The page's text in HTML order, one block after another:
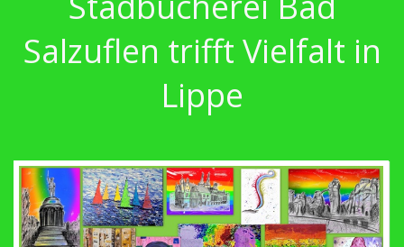
Salzuflen trifft Vielfalt in
Lippe